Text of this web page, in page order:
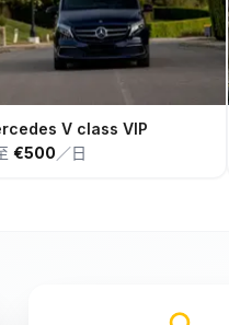
V class VIP
€500 ／日